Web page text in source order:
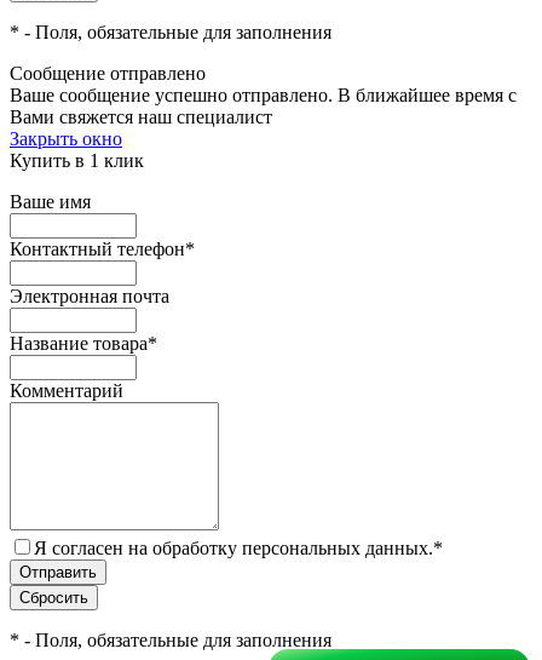
* - Поля, обязательные для заполнения
Сообщение отправлено
Ваше сообщение успешно отправлено. В ближайшее время с
Вами свяжется наш специалист
Закрыть окно
Купить в 1 клик
Ваше имя
Контактный телефон*
Электронная почта
Название товара*
Комментарий
Я согласен на обработку персональных данных.*
* - Поля, обязательные для заполнения